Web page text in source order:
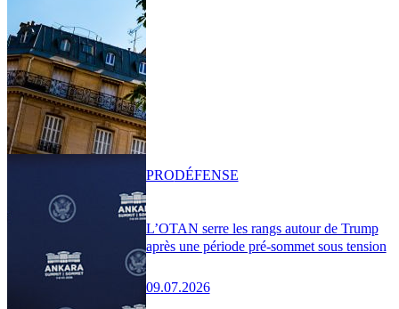
L’OTAN serre les rangs autour de Trump
après une période pré-sommet sous tension
09.07.2026
PRODÉFENSE